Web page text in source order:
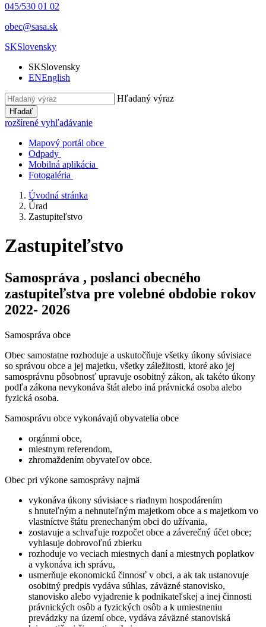
045/530 01 02
obec@sasa.sk
SKSlovensky
SKSlovensky
ENEnglish
Hľadaný výraz
Hľadať
rozšírené vyhľadávanie
Mapový portál obce
Odpady
Mobilná aplikácia
Fotogaléria
Úvodná stránka
Úrad
Zastupiteľstvo
Zastupiteľstvo
Samospráva , poslanci obecného
zastupiteľstva pre volebné obdobie rokov
2022- 2026
Samospráva obce
Obec samostatne rozhoduje a uskutočňuje všetky úkony súvisiace
so správou obce a jej majetku, všetky záležitosti, ktoré ako jej
samosprávnu pôsobnosť upravuje osobitný zákon, ak takéto úkony
podľa zákona nevykonáva štát alebo iná právnická osoba alebo
fyzická osoba.
Samosprávu obce vykonávajú obyvatelia obce
orgánmi obce,
miestnym referendom,
zhromaždením obyvateľov obce.
Obec pri výkone samosprávy najmä
vykonáva úkony súvisiace s riadnym hospodárením
s hnuteľným a nehnuteľným majetkom obce a s majetkom vo
vlastníctve štátu prenechaným obci do užívania,
zostavuje a schvaľuje rozpočet obce a záverečný účet obce;
vyhlasuje dobrovoľnú zbierku
rozhoduje vo veciach miestnych daní a miestnych poplatkov
a vykonáva ich správu,
usmerňuje ekonomickú činnosť v obci, a ak tak ustanovuje
osobitný predpis vydáva súhlas, záväzné stanovisko,
stanovisko alebo vyjadrenie k podnikateľskej a inej činnosti
právnických osôb a fyzických osôb a k umiestneniu
prevádzky na území obce, vydáva záväzné stanoviská